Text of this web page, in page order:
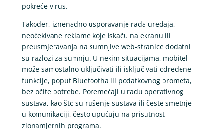
pokreće virus.
Također, iznenadno usporavanje rada uređaja,
neočekivane reklame koje iskaču na ekranu ili
preusmjeravanja na sumnjive web-stranice dodatni
su razlozi za sumnju. U nekim situacijama, mobitel
može samostalno uključivati ili isključivati određene
funkcije, poput Bluetootha ili podatkovnog prometa,
bez očite potrebe. Poremećaji u radu operativnog
sustava, kao što su rušenje sustava ili česte smetnje
u komunikaciji, često upućuju na prisutnost
zlonamjernih programa.